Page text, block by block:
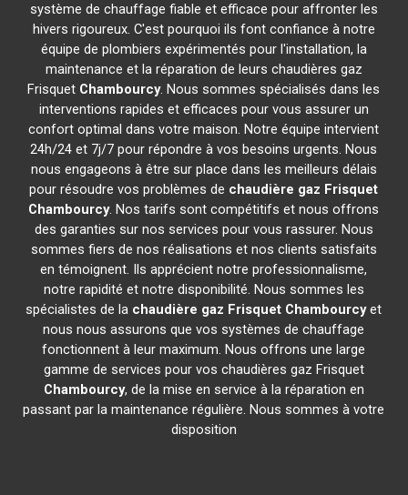
système de chauffage fiable et efficace pour affronter les
hivers rigoureux. C'est pourquoi ils font confiance à notre
équipe de plombiers expérimentés pour l'installation, la
maintenance et la réparation de leurs chaudières gaz
Frisquet Chambourcy. Nous sommes spécialisés dans les
interventions rapides et efficaces pour vous assurer un
confort optimal dans votre maison. Notre équipe intervient
24h/24 et 7j/7 pour répondre à vos besoins urgents. Nous
nous engageons à être sur place dans les meilleurs délais
pour résoudre vos problèmes de chaudière gaz Frisquet
Chambourcy. Nos tarifs sont compétitifs et nous offrons
des garanties sur nos services pour vous rassurer. Nous
sommes fiers de nos réalisations et nos clients satisfaits
en témoignent. Ils apprécient notre professionnalisme,
notre rapidité et notre disponibilité. Nous sommes les
spécialistes de la chaudière gaz Frisquet Chambourcyet
nous nous assurons que vos systèmes de chauffage
fonctionnent à leur maximum. Nous offrons une large
gamme de services pour vos chaudières gaz Frisquet
Chambourcy, de la mise en service à la réparation en
passant par la maintenance régulière. Nous sommes à votre
disposition